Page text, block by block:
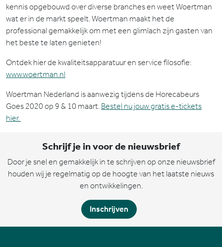
kennis opgebouwd over diverse branches en weet Woertman
wat er in de markt speelt. Woertman maakt het de
professional gemakkelijk om met een glimlach zijn gasten van
het beste te laten genieten!
Ontdek hier de kwaliteitsapparatuur en service filosofie:
www.woertman.nl
Woertman Nederland is aanwezig tijdens de Horecabeurs
Goes 2020 op 9 & 10 maart. Bestel nu jouw gratis e-tickets
hier.
Schrijf je in voor de nieuwsbrief
Door je snel en gemakkelijk in te schrijven op onze nieuwsbrief
houden wij je regelmatig op de hoogte van het laatste nieuws
en ontwikkelingen.
Inschrijven